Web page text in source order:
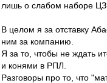
лишь о слабом наборе ЦЗ
В целом я за отставку
ним за компанию.
Я за то, чтобы не ждать
и конями в РПЛ.
Разговоры про то, что